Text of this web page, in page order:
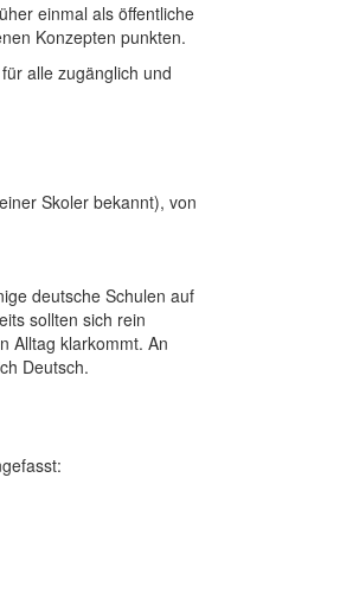
einmal als öffentliche
Konzepten punkten.
alle zugänglich und
Skoler bekannt), von
deutsche Schulen auf
sollten sich rein
Alltag klarkommt. An
Deutsch.